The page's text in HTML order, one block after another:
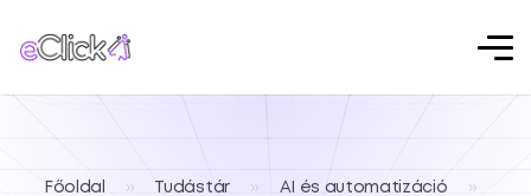
Főoldal » Tudástár » AI és automatizáció »